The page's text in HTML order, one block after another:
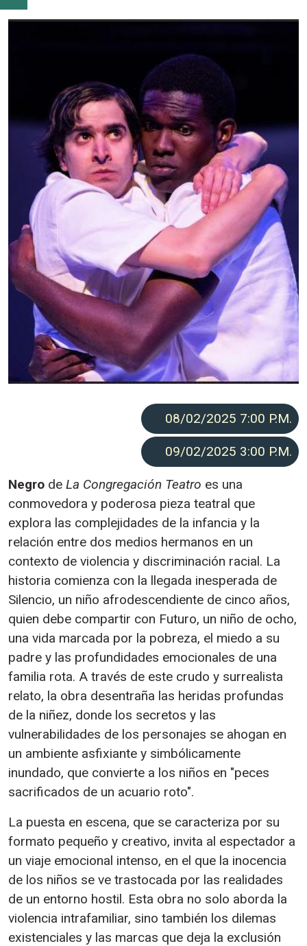
08/02/2025 7:00 P.M.
09/02/2025 3:00 P.M.
Negro de La Congregación Teatro es una
conmovedora y poderosa pieza teatral que
explora las complejidades de la infancia y la
relación entre dos medios hermanos en un
contexto de violencia y discriminación racial. La
historia comienza con la llegada inesperada de
Silencio, un niño afrodescendiente de cinco años,
quien debe compartir con Futuro, un niño de ocho,
una vida marcada por la pobreza, el miedo a su
padre y las profundidades emocionales de una
familia rota. A través de este crudo y surrealista
relato, la obra desentraña las heridas profundas
de la niñez, donde los secretos y las
vulnerabilidades de los personajes se ahogan en
un ambiente asfixiante y simbólicamente
inundado, que convierte a los niños en "peces
sacrificados de un acuario roto".
La puesta en escena, que se caracteriza por su
formato pequeño y creativo, invita al espectador a
un viaje emocional intenso, en el que la inocencia
de los niños se ve trastocada por las realidades
de un entorno hostil. Esta obra no solo aborda la
violencia intrafamiliar, sino también los dilemas
existenciales y las marcas que deja la exclusión